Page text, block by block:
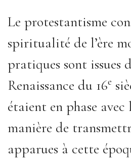
Le protestantisme
spiritualité de l’ère
pratiques sont issues
Renaissance du 16e
étaient en phase
manière de
apparues à cette